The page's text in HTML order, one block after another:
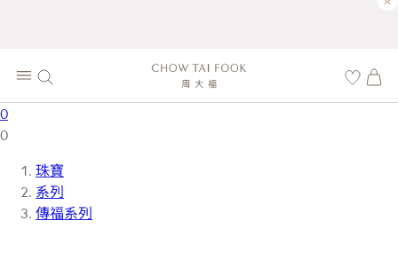
0
0
珠寶
系列
傳福系列